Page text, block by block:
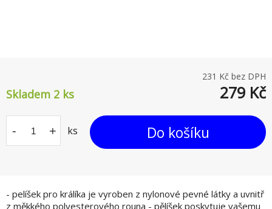
- pelíšek pro králíka je vyroben z nylonové pevné látky a uvnitř
z měkkého polyesterového rouna - pělíšek poskytuje vašemu
231 Kč bez DPH
Skladem 2 ks 279 Kč
- + ks Do košíku